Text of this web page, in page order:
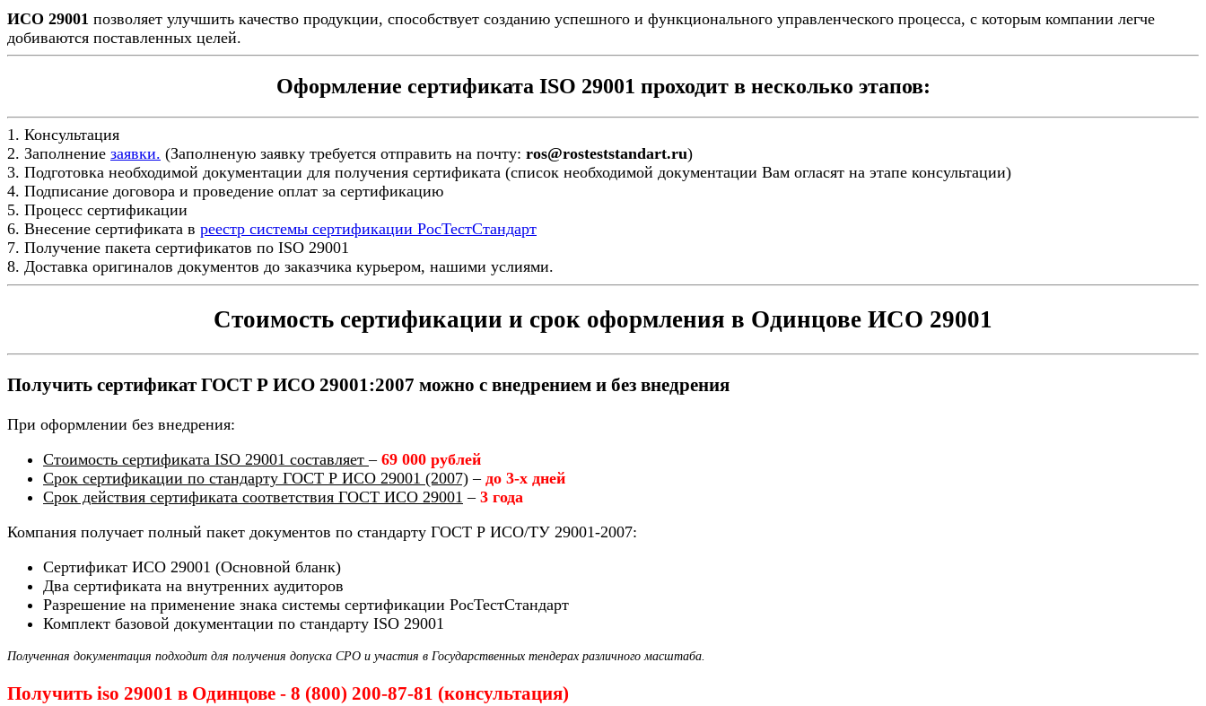
ИСО 29001 позволяет улучшить качество продукции, способствует созданию успешного и функционального управленческого процесса, с которым компании легче
добиваются поставленных целей.
Оформление сертификата ISO 29001 проходит в несколько этапов:
1. Консультация
2. Заполнение заявки. (Заполненую заявку требуется отправить на почту: ros@rosteststandart.ru)
3. Подготовка необходимой документации для получения сертификата (список необходимой документации Вам огласят на этапе консультации)
4. Подписание договора и проведение оплат за сертификацию
5. Процесс сертификации
6. Внесение сертификата в реестр системы сертификации РосТестСтандарт
7. Получение пакета сертификатов по ISO 29001
8. Доставка оригиналов документов до заказчика курьером, нашими услиями.
Стоимость сертификации и срок оформления в Одинцове ИСО 29001
Получить сертификат ГОСТ Р ИСО 29001:2007 можно с внедрением и без внедрения
При оформлении без внедрения:
Стоимость сертификата ISO 29001 составляет– 69 000 рублей
Срок сертификации по стандарту ГОСТ Р ИСО 29001 (2007) – до 3-х дней
Срок действия сертификата соответствия ГОСТ ИСО 29001 – 3 года
Компания получает полный пакет документов по стандарту ГОСТ Р ИСО/ТУ 29001-2007:
Сертификат ИСО 29001 (Основной бланк)
Два сертификата на внутренних аудиторов
Разрешение на применение знака системы сертификации РосТестСтандарт
Комплект базовой документации по стандарту ISO 29001
Полученная документация подходит для получения допуска СРО и участия в Государственных тендерах различного масштаба.
Получить iso 29001 в Одинцове - 8 (800) 200-87-81 (консультация)